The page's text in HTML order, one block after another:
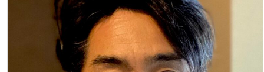
れ
に
て